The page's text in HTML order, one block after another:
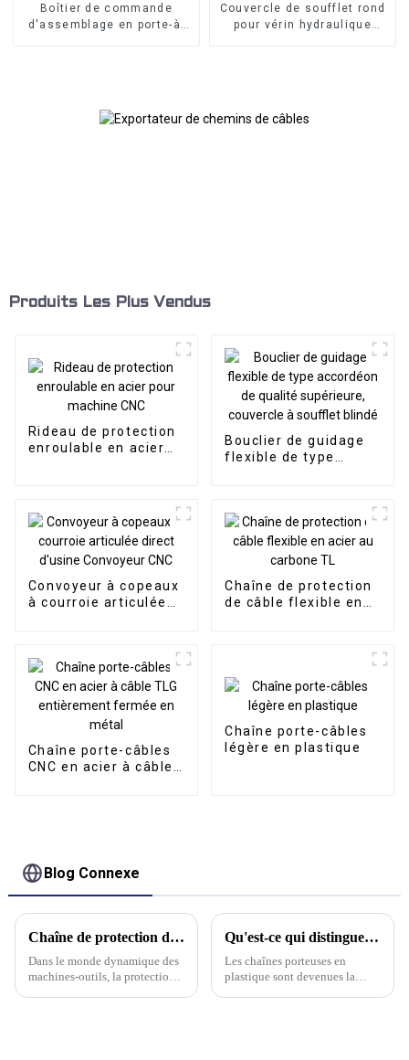
Boîtier de commande
d'assemblage en porte-à-
Couvercle de soufflet rond
pour vérin hydraulique
Produits Les Plus Vendus
Rideau de protection
enroulable en acier
Bouclier de guidage
flexible de type
Convoyeur à copeaux
à courroie articulée
Chaîne de protection
de câble flexible en
Chaîne porte-câbles
CNC en acier à câble
Chaîne porte-câbles
légère en plastique
Blog Connexe
Chaîne de protection de câble flexible en acier au carbone TL : une synthèse de résistance et de flexibilité
Dans le monde dynamique des
machines-outils, la protection
Qu'est-ce qui distingue les chaînes porteuses en plastique ?
Les chaînes porteuses en
plastique sont devenues la